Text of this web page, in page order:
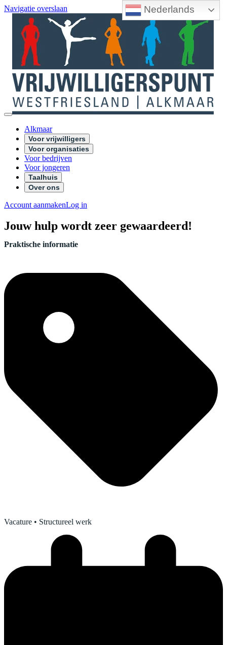
Nederlands
Navigatie overslaan
Alkmaar
Voor vrijwilligers
Voor organisaties
Voor bedrijven
Voor jongeren
Taalhuis
Over ons
Account aanmakenLog in
Jouw hulp wordt zeer gewaardeerd!
Praktische informatie
Vacature • Structureel werk